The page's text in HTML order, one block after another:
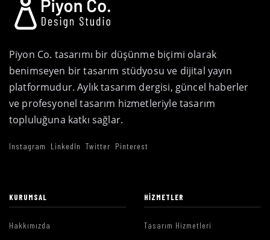
Piyon Co. tasarımı bir düşünme biçimi olarak
benimseyen bir tasarım stüdyosu ve dijital yayın
platformudur. Aylık tasarım dergisi, güncel haberler
ve profesyonel tasarım hizmetleriyle tasarım
topluluğuna katkı sağlar.
Instagram LinkedIn Twitter Pinterest
KURUMSAL
Hakkımızda
HIZMETLER
Tasarım Hizmetleri